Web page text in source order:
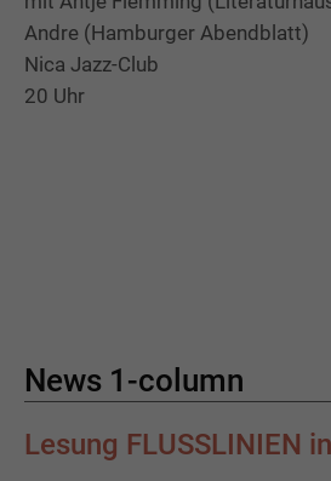
Andre (Hamburger Abendblatt)
Nica Jazz-Club
20 Uhr
News 1-column
Lesung FLUSSLINIEN